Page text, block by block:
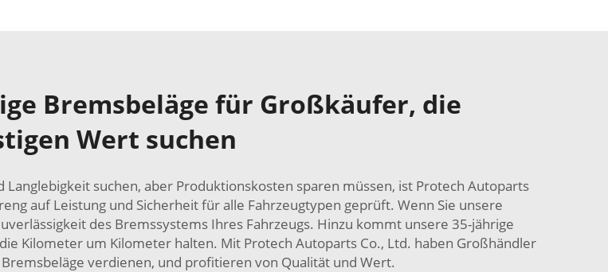
Bremsbeläge für Großkäufer, die
Wert suchen
suchen, aber Produktionskosten sparen müssen, ist Protech Autoparts
auf Leistung und Sicherheit für alle Fahrzeugtypen geprüft. Wenn Sie unsere
des Bremssystems Ihres Fahrzeugs. Hinzu kommt unsere 35-jährige
Kilometer um Kilometer halten. Mit Protech Autoparts Co., Ltd. haben Großhändler
verdienen, und profitieren von Qualität und Wert.